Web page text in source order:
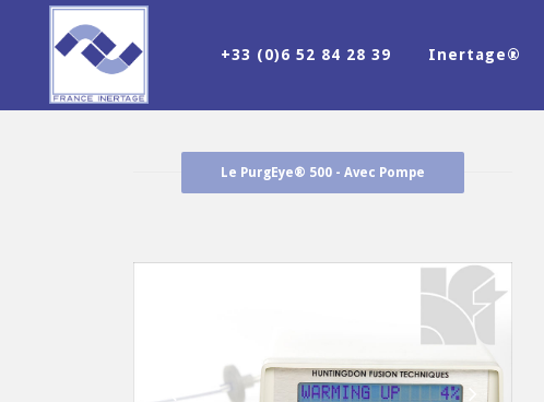
+33 (0)6 52 84 28 39 Inertage®
Le PurgEye® 500 - Avec Pompe